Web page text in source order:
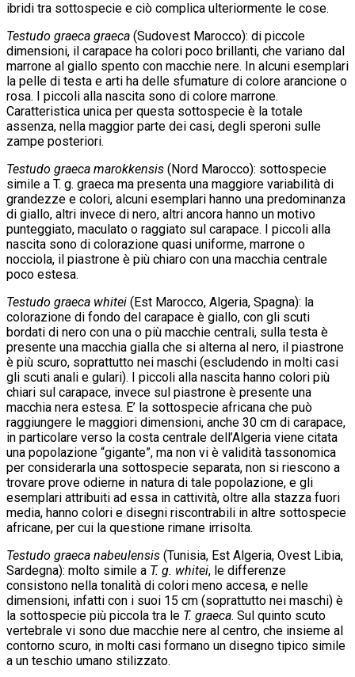
ibridi tra sottospecie e ciò complica ulteriormente le cose.
Testudo graeca graeca (Sudovest Marocco): di piccole
dimensioni, il carapace ha colori poco brillanti, che variano dal
marrone al giallo spento con macchie nere. In alcuni esemplari
la pelle di testa e arti ha delle sfumature di colore arancione o
rosa. I piccoli alla nascita sono di colore marrone.
Caratteristica unica per questa sottospecie è la totale
assenza, nella maggior parte dei casi, degli speroni sulle
zampe posteriori.
Testudo graeca marokkensis (Nord Marocco): sottospecie
simile a T. g. graeca ma presenta una maggiore variabilità di
grandezze e colori, alcuni esemplari hanno una predominanza
di giallo, altri invece di nero, altri ancora hanno un motivo
punteggiato, maculato o raggiato sul carapace. I piccoli alla
nascita sono di colorazione quasi uniforme, marrone o
nocciola, il piastrone è più chiaro con una macchia centrale
poco estesa.
Testudo graeca whitei (Est Marocco, Algeria, Spagna): la
colorazione di fondo del carapace è giallo, con gli scuti
bordati di nero con una o più macchie centrali, sulla testa è
presente una macchia gialla che si alterna al nero, il piastrone
è più scuro, soprattutto nei maschi (escludendo in molti casi
gli scuti anali e gulari). I piccoli alla nascita hanno colori più
chiari sul carapace, invece sul piastrone è presente una
macchia nera estesa. E’ la sottospecie africana che può
raggiungere le maggiori dimensioni, anche 30 cm di carapace,
in particolare verso la costa centrale dell’Algeria viene citata
una popolazione “gigante”, ma non vi è validità tassonomica
per considerarla una sottospecie separata, non si riescono a
trovare prove odierne in natura di tale popolazione, e gli
esemplari attribuiti ad essa in cattività, oltre alla stazza fuori
media, hanno colori e disegni riscontrabili in altre sottospecie
africane, per cui la questione rimane irrisolta.
Testudo graeca nabeulensis (Tunisia, Est Algeria, Ovest Libia,
Sardegna): molto simile a T. g. whitei, le differenze
consistono nella tonalità di colori meno accesa, e nelle
dimensioni, infatti con i suoi 15 cm (soprattutto nei maschi) è
la sottospecie più piccola tra le T. graeca. Sul quinto scuto
vertebrale vi sono due macchie nere al centro, che insieme al
contorno scuro, in molti casi formano un disegno tipico simile
a un teschio umano stilizzato.